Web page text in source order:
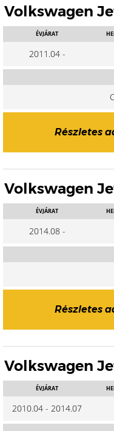
Volkswagen
ÉVJÁRAT
2011.04 -
Részletes
Volkswagen
ÉVJÁRAT
2014.08 -
Részletes
Volkswagen
ÉVJÁRAT
2010.04 - 2014.07